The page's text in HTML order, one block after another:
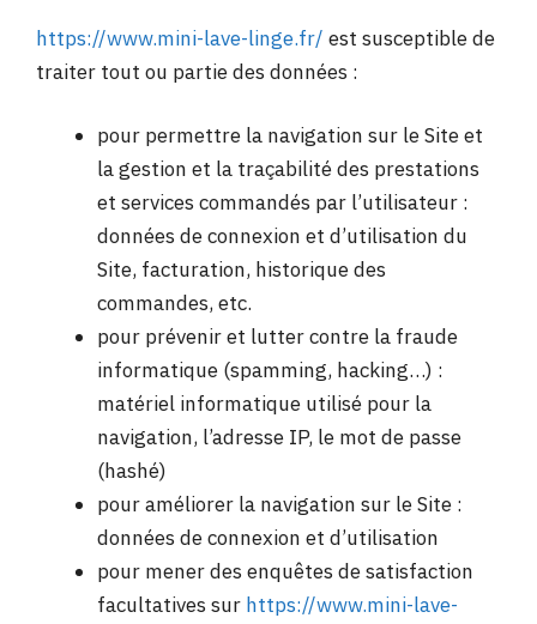
https://www.mini-lave-linge.fr/ est susceptible de
traiter tout ou partie des données :
pour permettre la navigation sur le Site et
la gestion et la traçabilité des prestations
et services commandés par l’utilisateur :
données de connexion et d’utilisation du
Site, facturation, historique des
commandes, etc.
pour prévenir et lutter contre la fraude
informatique (spamming, hacking…) :
matériel informatique utilisé pour la
navigation, l’adresse IP, le mot de passe
(hashé)
pour améliorer la navigation sur le Site :
données de connexion et d’utilisation
pour mener des enquêtes de satisfaction
facultatives sur https://www.mini-lave-